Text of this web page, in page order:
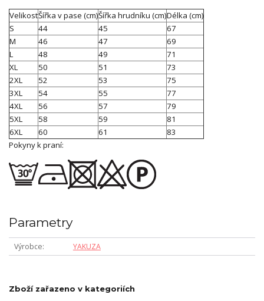
VelikostŠířka v pase (cm)Šířka hrudníku (cm)Délka (cm)
S
44 45
67
M
46 47
69
L
48 49
71
XL
50 51
73
2XL
52 53
75
3XL
54 55
77
4XL
56 57
79
5XL
58 59
81
6XL
60 61
83
Pokyny k praní:
Parametry
Výrobce YAKUZA
Zboží zařazeno v kategoriích